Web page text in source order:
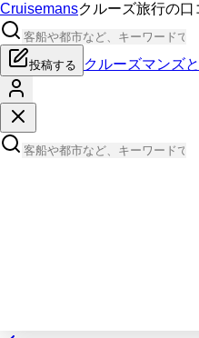
Cruisemansクルーズ旅行の口
投稿する クルーズマンズ